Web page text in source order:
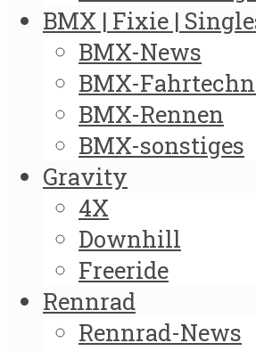
BMX | Fixie |
BMX-News
BMX-
BMX-Rennen
BMX-sonstiges
Gravity
4X
Downhill
Freeride
Rennrad
Rennrad-News